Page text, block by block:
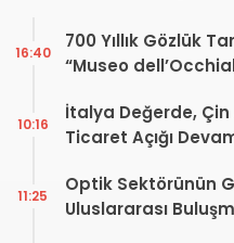
700 Yıllık Gözlük
“Museo
16:40
İtalya Değerde,
Ticaret Açığı
10:16
Optik Sektörünün
Uluslararası
11:25